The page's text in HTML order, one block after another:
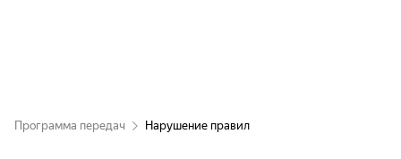
Программа передач Нарушение правил